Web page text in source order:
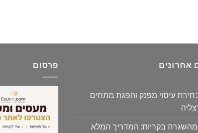
אחרונים
עיסוי מפנק והפגת מתחים
בקריות: המדריך המלא
פרסום